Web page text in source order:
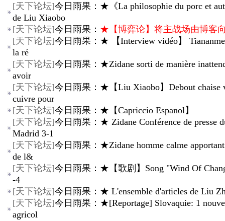
[天下论坛]今日雨果：★《La philosophie du porc et
de Liu Xiaobo
[天下论坛]今日雨果： ★【博弈论】将主战场由博客
[天下论坛]今日雨果：★ 【Interview vidéo】
la ré
[天下论坛]今日雨果：★Zidane sorti de manière
avoir
[天下论坛]今日雨果：★【Liu Xiaobo】Debout chaise
cuivre pour
[天下论坛]今日雨果：★【Capriccio Espanol】
[天下论坛]今日雨果：★ Zidane Conférence de presse
Madrid 3-1
[天下论坛]今日雨果：★Zidane homme calme
de l&
[天下论坛]今日雨果：★【歌剧】Song "Wind Of
-4
[天下论坛]今日雨果：★ L'ensemble d'articles de Liu
[天下论坛]今日雨果：★[Reportage] Slovaquie: 1
agricol